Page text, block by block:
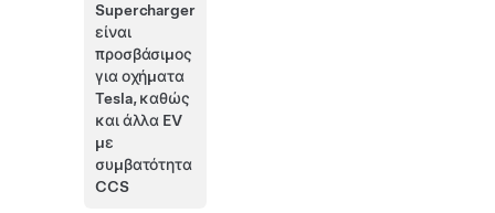
Supercharger
είναι
προσβάσιμος
για οχήματα
Tesla, καθώς
και άλλα EV
με
συμβατότητα
CCS